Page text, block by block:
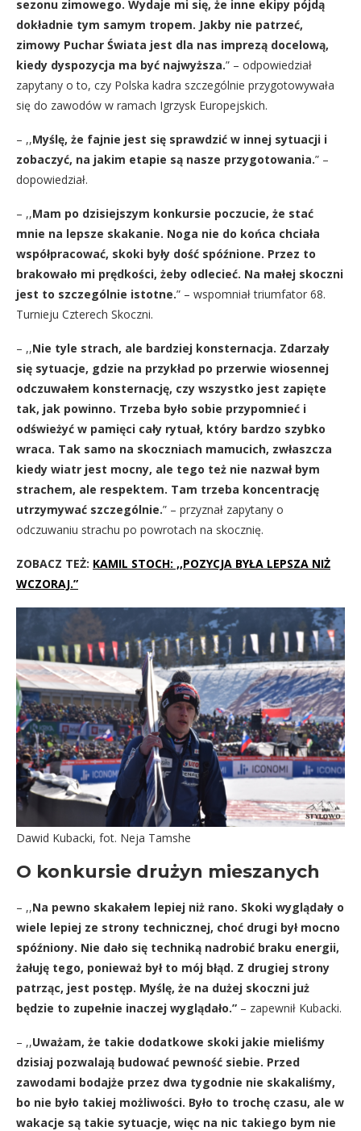
sezonu zimowego. Wydaje mi się, że inne ekipy pójdą
dokładnie tym samym tropem. Jakby nie patrzeć,
zimowy Puchar Świata jest dla nas imprezą docelową,
kiedy dyspozycja ma być najwyższa.” – odpowiedział
zapytany o to, czy Polska kadra szczególnie przygotowywała
się do zawodów w ramach Igrzysk Europejskich.
– ,,Myślę, że fajnie jest się sprawdzić w innej sytuacji i
zobaczyć, na jakim etapie są nasze przygotowania.” –
dopowiedział.
– ,,Mam po dzisiejszym konkursie poczucie, że stać
mnie na lepsze skakanie. Noga nie do końca chciała
współpracować, skoki były dość spóźnione. Przez to
brakowało mi prędkości, żeby odlecieć. Na małej skoczni
jest to szczególnie istotne.” – wspomniał triumfator 68.
Turnieju Czterech Skoczni.
– ,,Nie tyle strach, ale bardziej konsternacja. Zdarzały
się sytuacje, gdzie na przykład po przerwie wiosennej
odczuwałem konsternację, czy wszystko jest zapięte
tak, jak powinno. Trzeba było sobie przypomnieć i
odświeżyć w pamięci cały rytuał, który bardzo szybko
wraca. Tak samo na skoczniach mamucich, zwłaszcza
kiedy wiatr jest mocny, ale tego też nie nazwał bym
strachem, ale respektem. Tam trzeba koncentrację
utrzymywać szczególnie.” – przyznał zapytany o
odczuwaniu strachu po powrotach na skocznię.
ZOBACZ TEŻ: KAMIL STOCH: ,,POZYCJA BYŁA LEPSZA NIŻ
WCZORAJ.”
Dawid Kubacki, fot. Neja Tamshe
O konkursie drużyn mieszanych
– ,,Na pewno skakałem lepiej niż rano. Skoki wyglądały o
wiele lepiej ze strony technicznej, choć drugi był mocno
spóźniony. Nie dało się techniką nadrobić braku energii,
żałuję tego, ponieważ był to mój błąd. Z drugiej strony
patrząc, jest postęp. Myślę, że na dużej skoczni już
będzie to zupełnie inaczej wyglądało.” – zapewnił Kubacki.
– ,,Uważam, że takie dodatkowe skoki jakie mieliśmy
dzisiaj pozwalają budować pewność siebie. Przed
zawodami bodajże przez dwa tygodnie nie skakaliśmy,
bo nie było takiej możliwości. Było to trochę czasu, ale w
wakacje są takie sytuacje, więc na nic takiego bym nie